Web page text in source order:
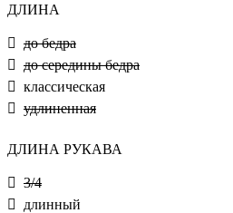
ДЛИНА
до бедра
до середины бедра
классическая
удлиненная
ДЛИНА РУКАВА
3/4
длинный